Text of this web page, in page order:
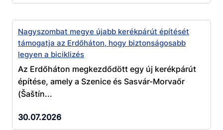
Nagyszombat megye újabb kerékpárút építését
támogatja az Erdőháton, hogy biztonságosabb
legyen a biciklizés
Az Erdőháton megkezdődött egy új kerékpárút
építése, amely a Szenice és Sasvár-Morvaőr
(Šaštín...
30.07.2026